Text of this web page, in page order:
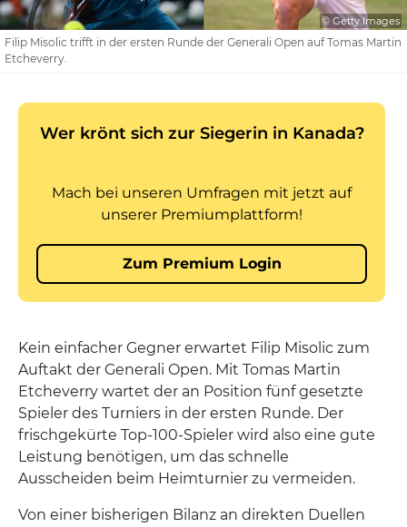
© Getty Images
Filip Misolic trifft in der ersten Runde der Generali Open auf Tomas Martin
Etcheverry.
Kein einfacher Gegner erwartet Filip Misolic zum
Auftakt der Generali Open. Mit Tomas Martin
Etcheverry wartet der an Position fünf gesetzte
Spieler des Turniers in der ersten Runde. Der
frischgekürte Top-100-Spieler wird also eine gute
Leistung benötigen, um das schnelle
Ausscheiden beim Heimturnier zu vermeiden.
Von einer bisherigen Bilanz an direkten Duellen